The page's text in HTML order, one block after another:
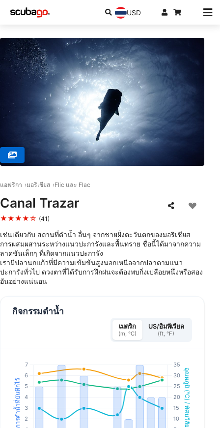
USD
แอฟริกา มอริเชียส Flic และ Flac
Canal Trazar
★★★★☆ (41)
เช่นเดียวกับ สถานที่ดำน้ำ อื่นๆ จากชายฝั่งตะวันตกของมอริเชียส
การผสมผสานระหว่างแนวปะการังและพื้นทราย ชื่อนี้ได้มาจากความ
ลาดชันเล็กๆ ที่เกิดจากแนวปะการัง
เรามีปลานกแก้วที่มีความเข้มข้นสูงนอกเหนือจากปลาตามแนว
ปะการังทั่วไป ดวงตาที่ได้รับการฝึกฝนจะต้องพบกิ่งเปลือยหนึ่งหรือสอง
อันอย่างแน่นอน
กิจกรรมดำน้ำ
เมตริก
(m, °C)
US/อิมพีเรียล
(ft, °F)